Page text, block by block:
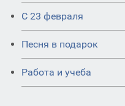
С 23 февраля
Песня в подарок
Работа и учеба